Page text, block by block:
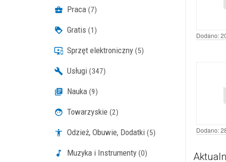
Praca (7)
Gratis (1)
Sprzęt elektroniczny (5)
Usługi (347)
Nauka (9)
Towarzyskie (2)
Odzież, Obuwie, Dodatki (5)
Muzyka i Instrumenty (0)
Dodano:
Dodano: